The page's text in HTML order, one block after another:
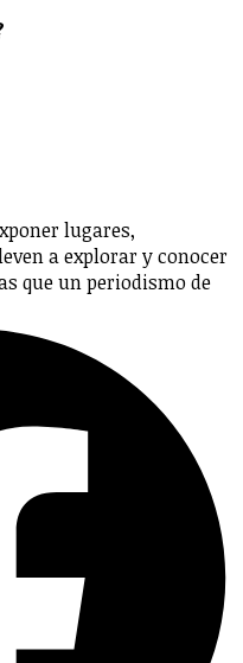
lugares,
a explorar y conocer
que un periodismo de